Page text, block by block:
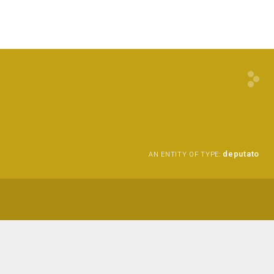
AN ENTITY OF TYPE: deputato